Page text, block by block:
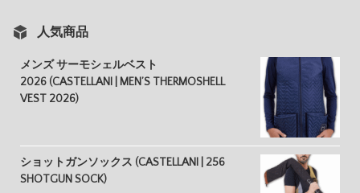
人気商品
メンズ サーモシェルベスト
2026 (CASTELLANI | MEN’S THERMOSHELL
VEST 2026)
ショットガンソックス (CASTELLANI | 256
SHOTGUN SOCK)